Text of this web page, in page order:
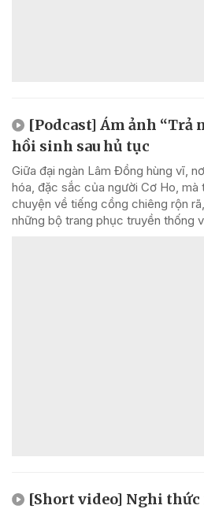
[Podcast] Ám ảnh “Trả
hồi sinh sau hủ tục
Giữa đại ngàn Lâm Đồng hùng vĩ,
hóa, đặc sắc của người Cơ Ho, mà
chuyện về tiếng cồng chiêng rộn
những bộ trang phục truyền thống
[Short video] Nghi thức